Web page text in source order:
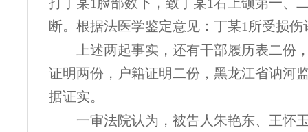
断。根据法医学鉴定意见：丁某1所受损
上述两起事实，还有干部履历表二份
证明两份，户籍证明二份，黑龙江省讷河
据证实。
一审法院认为，被告人朱艳东、王怀